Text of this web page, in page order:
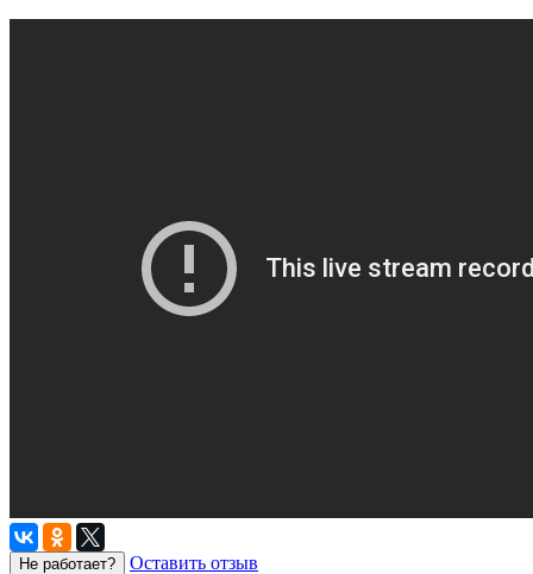
Не работает?
Оставить отзыв